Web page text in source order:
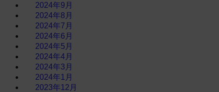
2024年9月
2024年8月
2024年7月
2024年6月
2024年5月
2024年4月
2024年3月
2024年1月
2023年12月